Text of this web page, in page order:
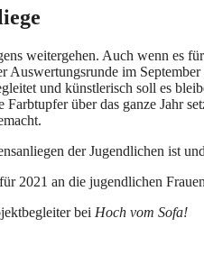
weitergehen. Auch wenn es
Auswertungsrunde im
und künstlerisch soll es
Farbtupfer über das ganze Jahr
der Jugendlichen ist
2021 an die jugendlichen
bei Hoch vom Sofa!